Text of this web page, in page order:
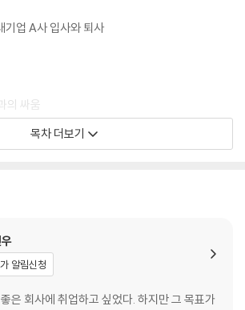
기업 A사 입사와 퇴사
의 싸움
신
다는 것
목차 더보기
알림신청
은 회사에 취업하고 싶었다. 하지만 그 목표가